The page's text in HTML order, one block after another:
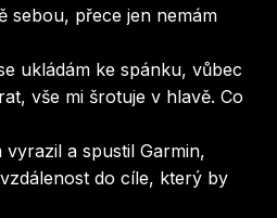
sebou, přece jen nemám
ukládám ke spánku, vůbec
vše mi šrotuje v hlavě. Co
vyrazil a spustil Garmin,
do cíle, který by